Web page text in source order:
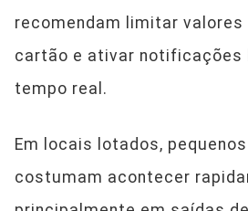
recomendam limitar
cartão e ativar notificações
tempo real.
Em locais lotados,
costumam acontecer